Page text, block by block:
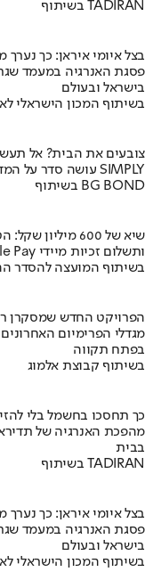
בשיתוף TADIRAN
בצל איומי איראן: כך נערך
פסגת האנרגיה במעמד
בישראל ובעולם
בשיתוף המכון הישראלי
צובעים את הבית? אל
מומחה BG BOND עושה סדר על המדפים ומציג את מותג הצבע SIMPLY
בשיתוף BG BOND
שיא של 600 מיליון שקל: הטוטו עושה מהפיכה
יחסי הימור משופרים, הפקדות ב-Apple Pay ותשלום זכיות מיידי
בשיתוף המועצה להסדר
הפרויקט החדש שמסקרן
בפתח תקווה
בשיתוף קבוצת אלמוג
כך תחסכו בחשמל בלי
מהפכת האנרגיה של
בבית
בשיתוף TADIRAN
בצל איומי איראן: כך נערך
פסגת האנרגיה במעמד
בישראל ובעולם
בשיתוף המכון הישראלי